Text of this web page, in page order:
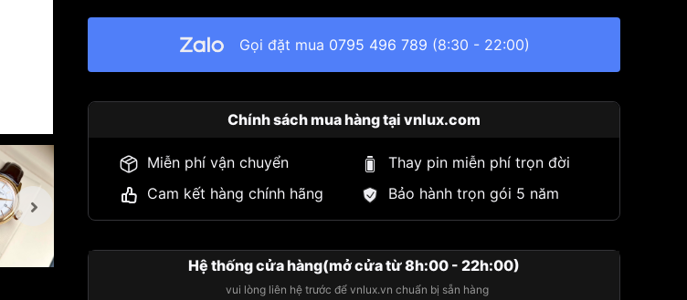
Gọi đặt mua 0795 496 789 (8:30 - 22:00)
Chính sách mua hàng tại vnlux.com
Miễn phí vận chuyển
Thay pin miễn phí trọn đời
Cam kết hàng chính hãng
Bảo hành trọn gói 5 năm
Hệ thống cửa hàng(mở cửa từ 8h:00 - 22h:00)
vui lòng liên hệ trước để vnlux.vn chuẩn bị sẵn hàng